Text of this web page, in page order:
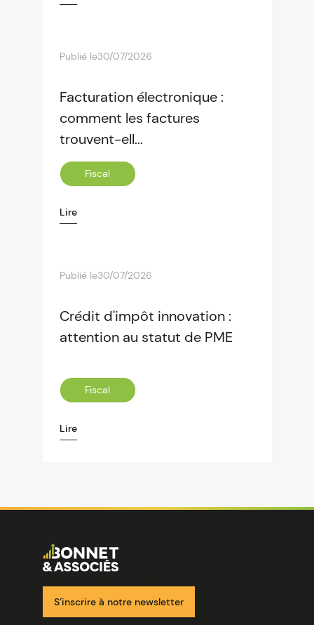
Publié le30/07/2026
Facturation électronique :
comment les factures
trouvent-ell...
Fiscal
Lire
Publié le30/07/2026
Crédit d'impôt innovation :
attention au statut de PME
Fiscal
Lire
Image
S’inscrire à notre newsletter